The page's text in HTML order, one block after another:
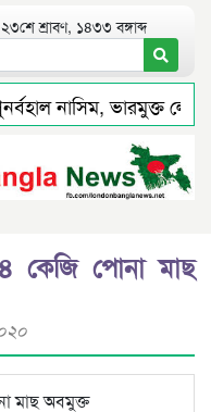
শ্রাবণ, ১৪৩৩ বঙ্গাব্দ
নাসিম, ভারমুক্ত লোদী
প্রতারক ড্রাইভার বিল্লাল
কেজি পোনা মাছ